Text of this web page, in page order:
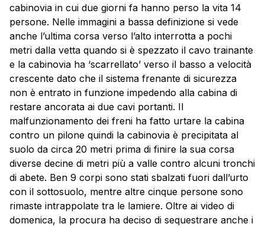
cabinovia in cui due giorni fa hanno perso la vita 14
persone. Nelle immagini a bassa definizione si vede
anche l’ultima corsa verso l’alto interrotta a pochi
metri dalla vetta quando si è spezzato il cavo trainante
e la cabinovia ha ‘scarrellato’ verso il basso a velocità
crescente dato che il sistema frenante di sicurezza
non è entrato in funzione impedendo alla cabina di
restare ancorata ai due cavi portanti. Il
malfunzionamento dei freni ha fatto urtare la cabina
contro un pilone quindi la cabinovia è precipitata al
suolo da circa 20 metri prima di finire la sua corsa
diverse decine di metri più a valle contro alcuni tronchi
di abete. Ben 9 corpi sono stati sbalzati fuori dall’urto
con il sottosuolo, mentre altre cinque persone sono
rimaste intrappolate tra le lamiere. Oltre ai video di
domenica, la procura ha deciso di sequestrare anche i